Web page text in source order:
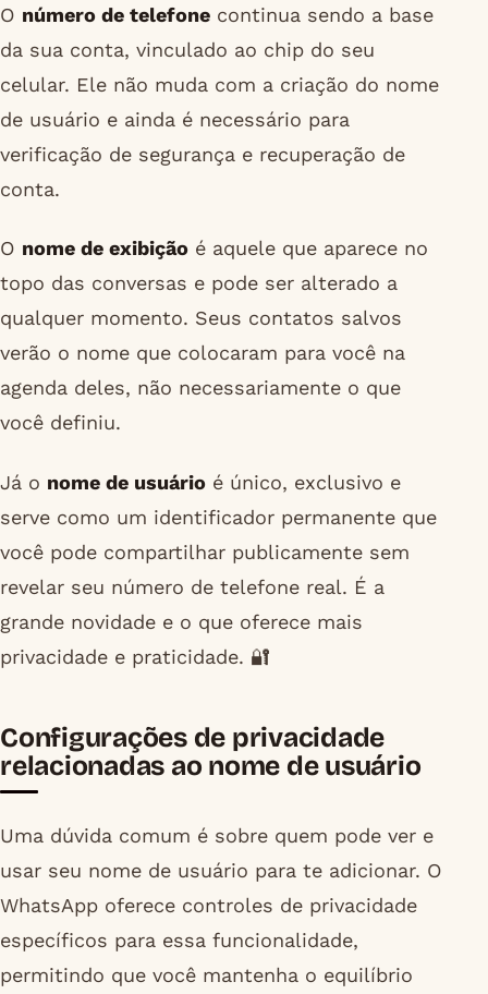
O número de telefone continua sendo a base
da sua conta, vinculado ao chip do seu
celular. Ele não muda com a criação do nome
de usuário e ainda é necessário para
verificação de segurança e recuperação de
conta.
O nome de exibição é aquele que aparece no
topo das conversas e pode ser alterado a
qualquer momento. Seus contatos salvos
verão o nome que colocaram para você na
agenda deles, não necessariamente o que
você definiu.
Já o nome de usuário é único, exclusivo e
serve como um identificador permanente que
você pode compartilhar publicamente sem
revelar seu número de telefone real. É a
grande novidade e o que oferece mais
privacidade e praticidade. 🔐
Configurações de privacidade
relacionadas ao nome de usuário
Uma dúvida comum é sobre quem pode ver e
usar seu nome de usuário para te adicionar. O
WhatsApp oferece controles de privacidade
específicos para essa funcionalidade,
permitindo que você mantenha o equilíbrio